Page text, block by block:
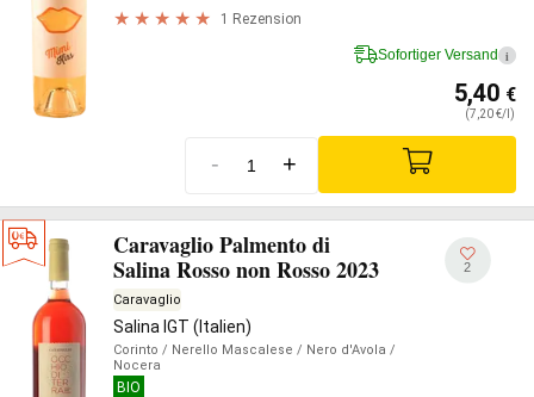
1 Rezension
Sofortiger Versand i
5,40 €
(7,20 €/l)
- +
Caravaglio Palmento di
Salina Rosso non Rosso 2023
Caravaglio
Salina IGT (Italien)
Corinto / Nerello Mascalese / Nero d'Avola /
Nocera
BIO
2